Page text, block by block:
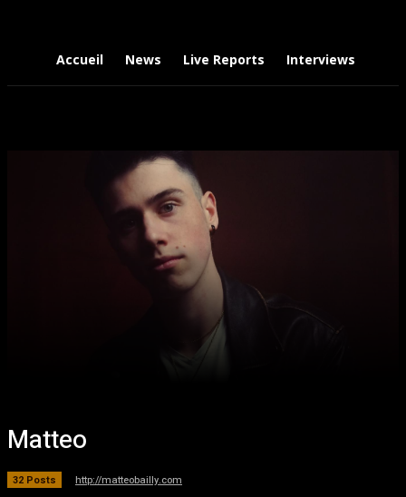
Accueil News Live Reports Interviews
Matteo
32 Posts http://matteobailly.com